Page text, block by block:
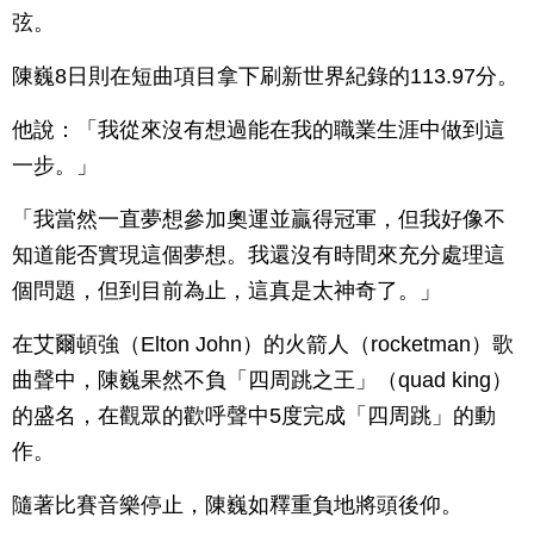
弦。
陳巍8日則在短曲項目拿下刷新世界紀錄的113.97分。
他說：「我從來沒有想過能在我的職業生涯中做到這
一步。」
「我當然一直夢想參加奧運並贏得冠軍，但我好像不
知道能否實現這個夢想。我還沒有時間來充分處理這
個問題，但到目前為止，這真是太神奇了。」
在艾爾頓強（Elton John）的火箭人（rocketman）歌
曲聲中，陳巍果然不負「四周跳之王」（quad king）
的盛名，在觀眾的歡呼聲中5度完成「四周跳」的動
作。
隨著比賽音樂停止，陳巍如釋重負地將頭後仰。